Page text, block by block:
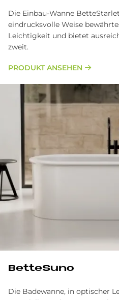
Die Einbau-Wanne
eindrucksvolle Weise
Leichtigkeit und bietet
zweit.
PRODUKT ANSEHEN
BetteSuno
Die Badewanne, in optischer